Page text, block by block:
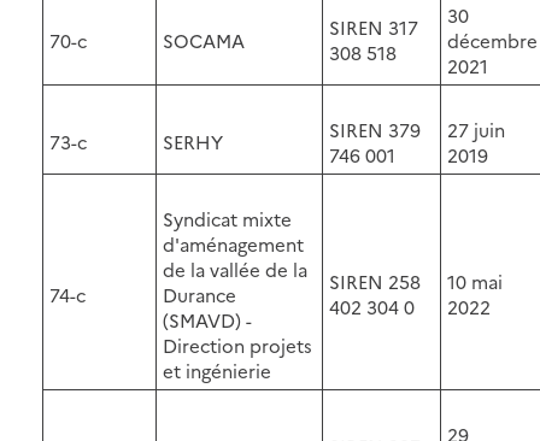
70-c SOCAMA
SIREN 317
308 518
30
décembre
2021
73-c SERHY
SIREN 379
746 001
27 juin
2019
74-c
Syndicat mixte
d'aménagement
de la vallée de la
Durance
(SMAVD) -
Direction projets
et ingénierie
SIREN 258
402 304 0
10 mai
2022
29